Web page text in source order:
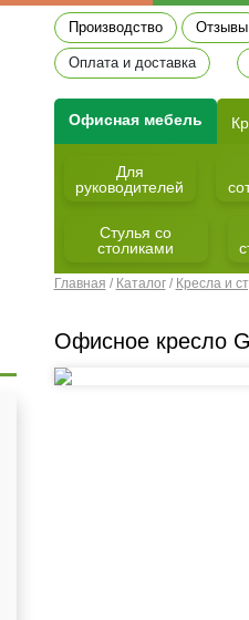
Производство Отзывы
Оплата и доставка
Офиcная мебель
Для
руководителей
Cтулья со
столиками
Главная / Каталог/ Кресла и
Офисное кресло